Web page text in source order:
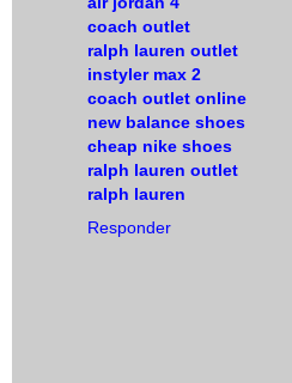
coach outlet
ralph lauren outlet
instyler max 2
coach outlet online
new balance shoes
cheap nike shoes
ralph lauren outlet
ralph lauren
Responder